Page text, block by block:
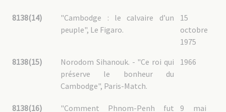
8138(14)
15
octobre
1975
"Cambodge : le calvaire d’un
peuple", Le Figaro.
8138(15) 1966
Norodom Sihanouk. - "Ce roi qui
préserve le bonheur du
Cambodge", Paris-Match.
8138(16)
9 mai
"Comment Phnom-Penh fut